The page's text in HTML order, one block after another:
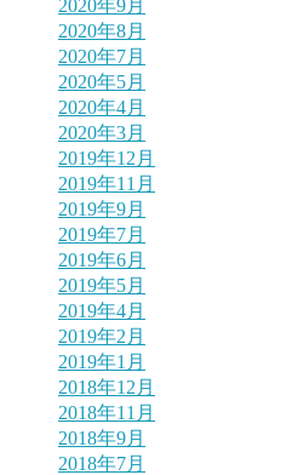
2020年9月
2020年8月
2020年7月
2020年5月
2020年4月
2020年3月
2019年12月
2019年11月
2019年9月
2019年7月
2019年6月
2019年5月
2019年4月
2019年2月
2019年1月
2018年12月
2018年11月
2018年9月
2018年7月